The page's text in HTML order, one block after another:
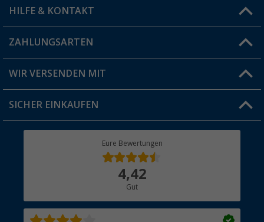
Vorteilskarte
Blog
Jobs & Karriere
HILFE & KONTAKT
FAQ & Kontakt
Versandinformationen
Rücksendung
ZAHLUNGSARTEN
WIR VERSENDEN MIT
SICHER EINKAUFEN
Eure Bewertungen
4,42
Gut